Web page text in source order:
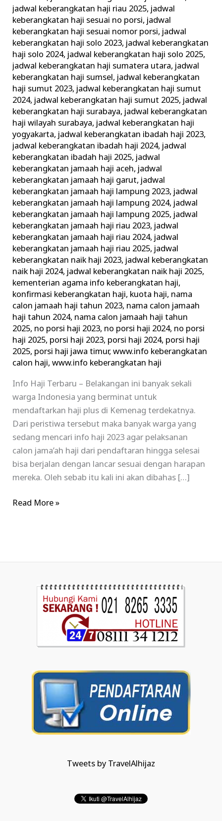
jadwal keberangkatan haji riau 2025, jadwal
keberangkatan haji sesuai no porsi, jadwal
keberangkatan haji sesuai nomor porsi, jadwal
keberangkatan haji solo 2023, jadwal keberangkatan
haji solo 2024, jadwal keberangkatan haji solo 2025,
jadwal keberangkatan haji sumatera utara, jadwal
keberangkatan haji sumsel, jadwal keberangkatan
haji sumut 2023, jadwal keberangkatan haji sumut
2024, jadwal keberangkatan haji sumut 2025, jadwal
keberangkatan haji surabaya, jadwal keberangkatan
haji wilayah surabaya, jadwal keberangkatan haji
yogyakarta, jadwal keberangkatan ibadah haji 2023,
jadwal keberangkatan ibadah haji 2024, jadwal
keberangkatan ibadah haji 2025, jadwal
keberangkatan jamaah haji aceh, jadwal
keberangkatan jamaah haji garut, jadwal
keberangkatan jamaah haji lampung 2023, jadwal
keberangkatan jamaah haji lampung 2024, jadwal
keberangkatan jamaah haji lampung 2025, jadwal
keberangkatan jamaah haji riau 2023, jadwal
keberangkatan jamaah haji riau 2024, jadwal
keberangkatan jamaah haji riau 2025, jadwal
keberangkatan naik haji 2023, jadwal keberangkatan
naik haji 2024, jadwal keberangkatan naik haji 2025,
kementerian agama info keberangkatan haji,
konfirmasi keberangkatan haji, kuota haji, nama
calon jamaah haji tahun 2023, nama calon jamaah
haji tahun 2024, nama calon jamaah haji tahun
2025, no porsi haji 2023, no porsi haji 2024, no porsi
haji 2025, porsi haji 2023, porsi haji 2024, porsi haji
2025, porsi haji jawa timur,www.info keberangkatan
calon haji,www.info keberangkatan haji
Info Haji Terbaru – Belakangan ini banyak sekali
warga Indonesia yang berminat untuk
mendaftarkan haji plus di Kemenag terdekatnya.
Dari peristiwa tersebut maka banyak warga yang
sedang mencari info haji 2023 agar pelaksanan
calon jama’ah haji dari pendaftaran hingga selesai
bisa berjalan dengan lancar sesuai dengan harapan
mereka. Oleh sebab itu kali ini akan dibahas […]
Read More »
Tweets by TravelAlhijaz